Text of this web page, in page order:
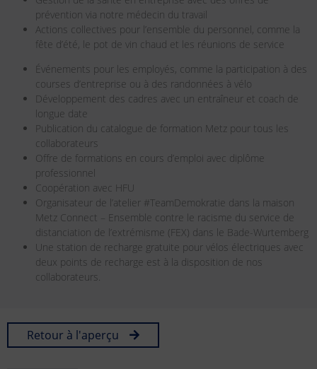
prévention via notre médecin du travail
Actions collectives pour l’ensemble du personnel, comme la
fête d’été, le pot de vin chaud et les réunions de service
Événements pour les employés, comme la participation à des
courses d’entreprise ou à des randonnées à vélo
Développement des cadres avec un entraîneur et coach de
longue date
Publication du catalogue de formation Metz pour tous les
collaborateurs
Offre de formations en cours d’emploi avec diplôme
professionnel
Coopération avec HFU
Organisateur de l’atelier #TeamDemokratie dans la maison
Metz Connect – Ensemble contre le racisme du service de
distanciation de l’extrémisme (FEX) dans le Bade-Wurtemberg
Une station de recharge gratuite pour vélos électriques avec
deux points de recharge est à la disposition de nos
collaborateurs.
Retour à l'aperçu